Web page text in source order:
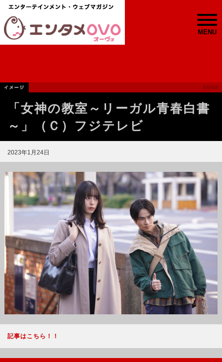
MENU
「女神の教室～リーガル青春白書
～」（Ｃ）フジテレビ
2023年1月24日
記事はこちら！！